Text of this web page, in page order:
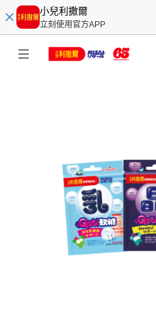
小兒利撒爾
立刻使用官方APP